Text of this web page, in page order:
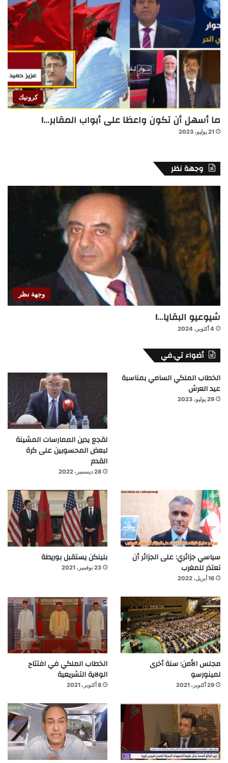
كرونيك
ما أسهل أن تكون واعظا على أبواب المقابر…!
21 يوليو، 2023
وجهة نظر
وجهة نظر
شيوعيو البقايا…!
4 أكتوبر، 2024
أضواء تي.في
الخطاب الملكي السامي بمناسبة
عيد العرش
29 يوليو، 2023
لقجع يدين الممارسات المشينة
لبعض المحسوبين على كرة
القدم
28 ديسمبر، 2022
سياسي جزائري: على الجزائر أن
تعتذر للمغرب
16 أبريل، 2022
بلينكن يستقبل بوريطة
23 نوفمبر، 2021
مجلس الأمن: سنة أخرى
لمينورسو
29 أكتوبر، 2021
الخطاب الملكي في افتتاح
الولاية التشريعية
8 أكتوبر، 2021